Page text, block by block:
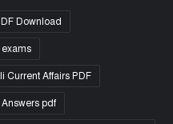
Download
exams
Current Affairs PDF
pdf